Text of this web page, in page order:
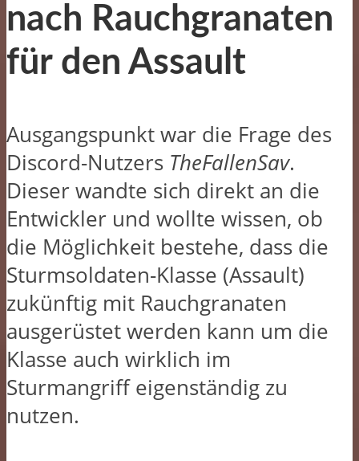
nach Rauchgranaten
für den Assault
Ausgangspunkt war die Frage des
Discord-Nutzers TheFallenSav.
Dieser wandte sich direkt an die
Entwickler und wollte wissen, ob
die Möglichkeit bestehe, dass die
Sturmsoldaten-Klasse (Assault)
zukünftig mit Rauchgranaten
ausgerüstet werden kann um die
Klasse auch wirklich im
Sturmangriff eigenständig zu
nutzen.